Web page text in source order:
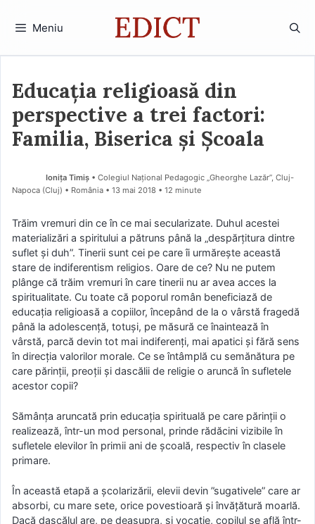
Meniu
Educația religioasă din
perspective a trei factori:
Familia, Biserica și Școala
Ionița Timiș • Colegiul Naţional Pedagogic „Gheorghe Lazăr”, Cluj-
Napoca (Cluj) • România
13 mai 2018 • 12 minute
Trăim vremuri din ce în ce mai secularizate. Duhul acestei
materializări a spiritului a pătruns până la „despărțitura dintre
suflet și duh”. Tinerii sunt cei pe care îi urmărește această
stare de indiferentism religios. Oare de ce? Nu ne putem
plânge că trăim vremuri în care tinerii nu ar avea acces la
spiritualitate. Cu toate că poporul român beneficiază de
educația religioasă a copiilor, începând de la o vârstă fragedă
până la adolescență, totuși, pe măsură ce înaintează în
vârstă, parcă devin tot mai indiferenți, mai apatici și fără sens
în direcția valorilor morale. Ce se întâmplă cu semănătura pe
care părinții, preoții și dascălii de religie o aruncă în sufletele
acestor copii?
Sămânța aruncată prin educația spirituală pe care părinții o
realizează, într-un mod personal, prinde rădăcini vizibile în
sufletele elevilor în primii ani de școală, respectiv în clasele
primare.
În această etapă a școlarizării, elevii devin ”sugativele” care ar
absorbi, cu mare sete, orice povestioară și învățătură moarlă.
Dacă dascălul are, pe deasupra, și vocație, copilul se află într-